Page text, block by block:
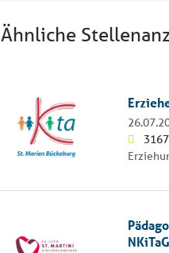
Ähnliche
NKiTaG